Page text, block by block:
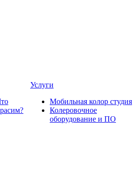
Услуги
Мобильная колор студия
Колеровочное
оборудование и ПО